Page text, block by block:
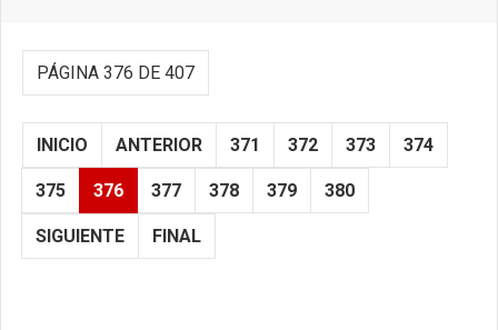
PÁGINA 376 DE 407
INICIO ANTERIOR 371 372 373 374
375 376 377 378 379 380
SIGUIENTE FINAL